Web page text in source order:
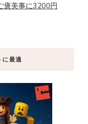
褒美事に3200円
に最適